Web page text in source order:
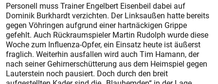
Personell muss Trainer Engelbert Eisenbeil dabei auf
Dominik Burkhardt verzichten. Der Linksaußen hatte bereits
gegen Vöhringen aufgrund einer hartnäckigen Grippe
gefehlt. Auch Rückraumspieler Martin Rudolph wurde diese
Woche zum Influenza-Opfer, ein Einsatz heute ist äußerst
fraglich. Weiterhin ausfallen wird auch Tim Hamann, der
nach seiner Gehirnerschütterung aus dem Heimspiel gegen
Lauterstein noch pausiert. Doch durch den breit